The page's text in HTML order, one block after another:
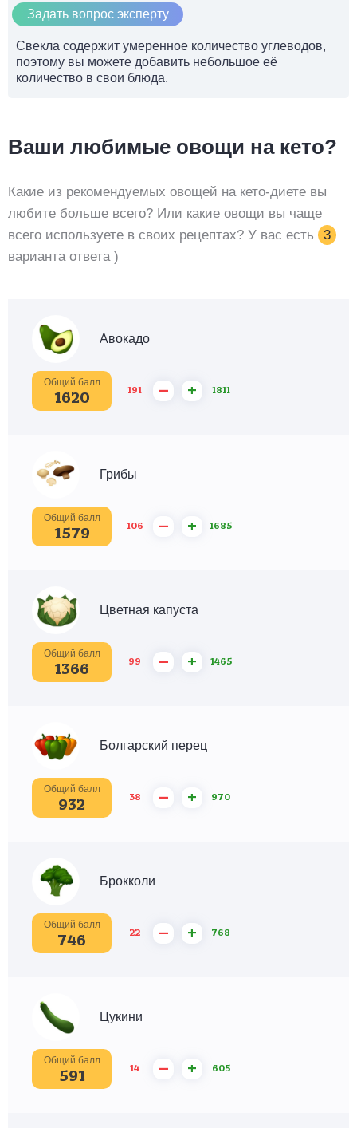
Задать вопрос эксперту
Свекла содержит умеренное количество углеводов,
поэтому вы можете добавить небольшое её
количество в свои блюда.
Ваши любимые овощи на кето?
Какие из рекомендуемых овощей на кето-диете вы
любите больше всего? Или какие овощи вы чаще
всего используете в своих рецептах? У вас есть
3
варианта ответа )
Авокадо
Общий балл
1620 191 – + 1811
Грибы
Общий балл
1579 106 – + 1685
Цветная капуста
Общий балл
1366 99 – + 1465
Болгарский перец
Общий балл
932 38 – + 970
Брокколи
Общий балл
746 22 – + 768
Цукини
Общий балл
591 14 – + 605